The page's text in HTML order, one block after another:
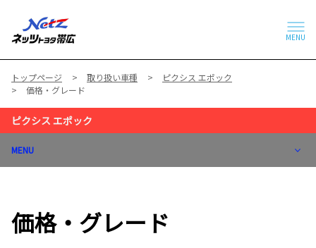
MENU
トップページ 取り扱い車種
ピクシス エポック
価格・グレード
ピクシス エポック
MENU
価格・グレード